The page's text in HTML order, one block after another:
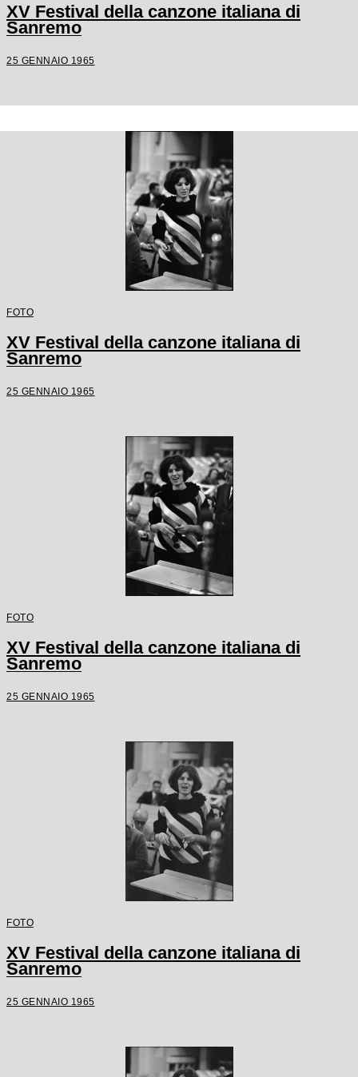
XV Festival della canzone italiana di
Sanremo
25 GENNAIO 1965
FOTO
XV Festival della canzone italiana di
Sanremo
25 GENNAIO 1965
FOTO
XV Festival della canzone italiana di
Sanremo
25 GENNAIO 1965
FOTO
XV Festival della canzone italiana di
Sanremo
25 GENNAIO 1965